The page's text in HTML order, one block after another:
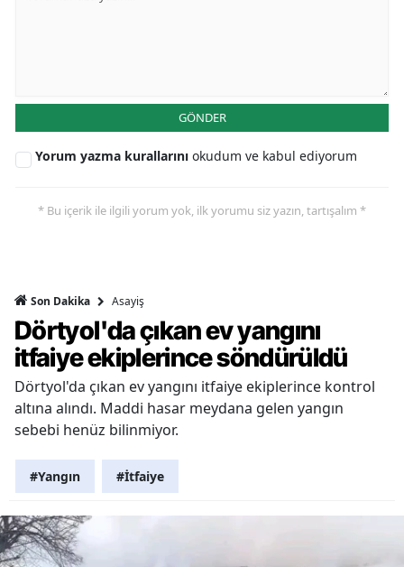
GÖNDER
Yorum yazma kurallarını okudum ve kabul ediyorum
* Bu içerik ile ilgili yorum yok, ilk yorumu siz yazın, tartışalım *
Son Dakika Asayiş
Dörtyol'da çıkan ev yangını
itfaiye ekiplerince söndürüldü
Dörtyol'da çıkan ev yangını itfaiye ekiplerince kontrol
altına alındı. Maddi hasar meydana gelen yangın
sebebi henüz bilinmiyor.
#Yangın #İtfaiye